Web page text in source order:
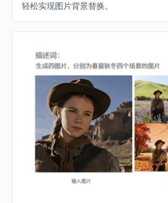
轻松实现图片背景替换。